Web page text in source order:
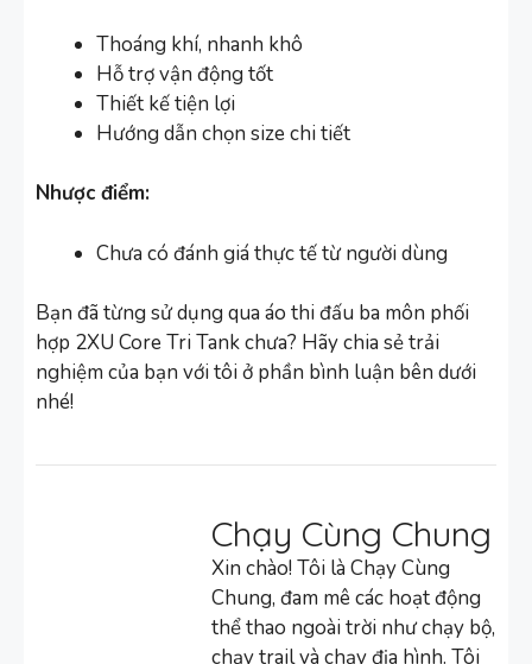
Thoáng khí, nhanh khô
Hỗ trợ vận động tốt
Thiết kế tiện lợi
Hướng dẫn chọn size chi tiết
Nhược điểm:
Chưa có đánh giá thực tế từ người dùng
Bạn đã từng sử dụng qua áo thi đấu ba môn phối
hợp 2XU Core Tri Tank chưa? Hãy chia sẻ trải
nghiệm của bạn với tôi ở phần bình luận bên dưới
nhé!
Chạy Cùng Chung
Xin chào! Tôi là Chạy Cùng
Chung, đam mê các hoạt động
thể thao ngoài trời như chạy bộ,
chạy trail và chạy địa hình. Tôi